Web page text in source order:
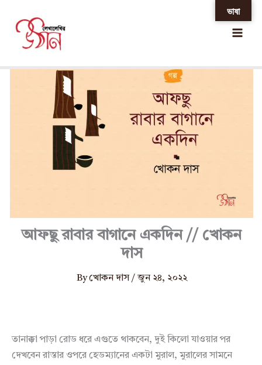
content
আফছু রাবার বাগানে একদিন // খোকন
দাস
Byখোকন দাস/জুন ২৪, ২০২২
তানাক্কা পাড়া রোড ধরে এগুতে থাকবেন, দুই কিলো যাওয়ার পর
দেখবেন রাস্তার ওপরে হেডম্যানের একটা মুরাল, মুরালের সামনে
ভাষা